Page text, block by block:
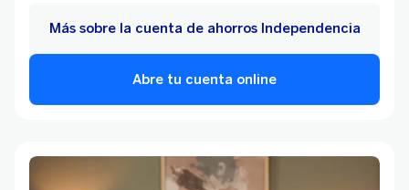
Abre tu cuenta online
Más sobre la cuenta de ahorros Independencia